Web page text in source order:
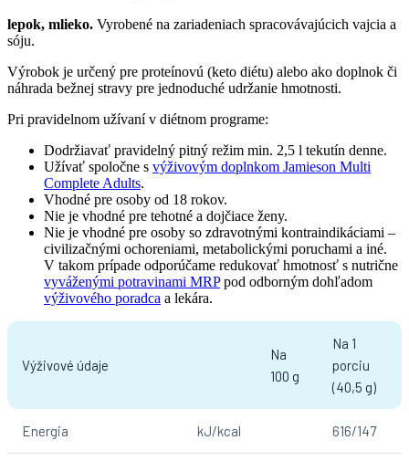
lepok, mlieko. Vyrobené na zariadeniach spracovávajúcich vajcia a
sóju.
Výrobok je určený pre proteínovú (keto diétu) alebo ako doplnok či
náhrada bežnej stravy pre jednoduché udržanie hmotnosti.
Pri pravidelnom užívaní v diétnom programe:
Dodržiavať pravidelný pitný režim min. 2,5 l tekutín denne.
Užívať spoločne s výživovým doplnkom Jamieson Multi
Complete Adults.
Vhodné pre osoby od 18 rokov.
Nie je vhodné pre tehotné a dojčiace ženy.
Nie je vhodné pre osoby so zdravotnými kontraindikáciami –
civilizačnými ochoreniami, metabolickými poruchami a iné.
V takom prípade odporúčame redukovať hmotnosť s nutrične
vyváženými potravinami MRPpod odborným dohľadom
výživového poradca a lekára.
Výživové údaje
Na
100 g
Na 1
porciu
(40,5 g)
Energia kJ/kcal 616/147